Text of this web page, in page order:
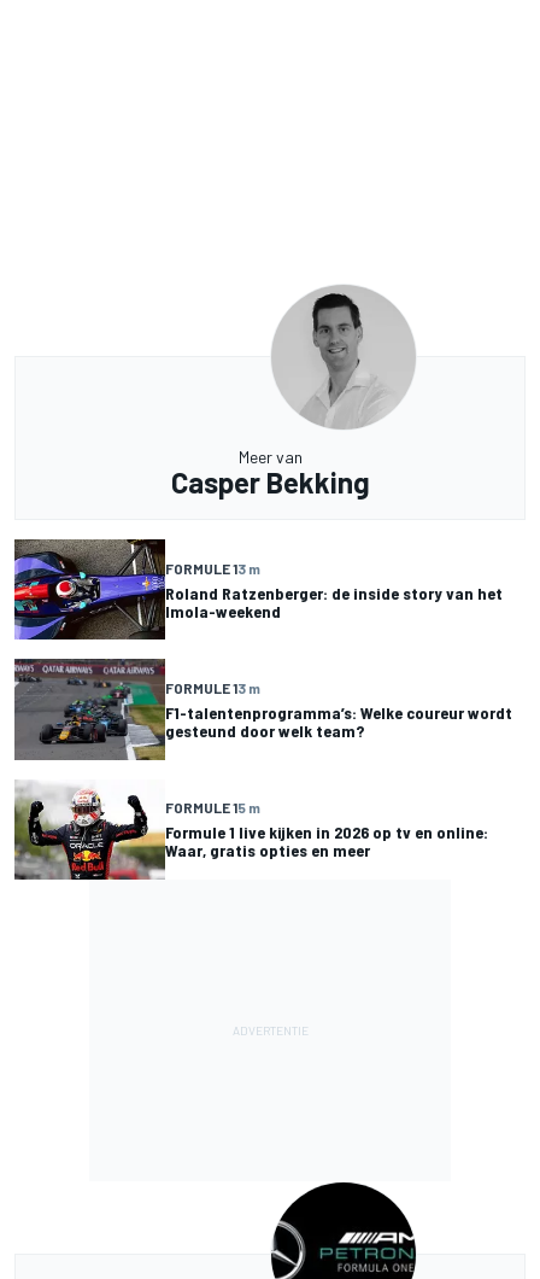
Meer van
Casper Bekking
FORMULE 13 m
Roland Ratzenberger: de inside story van het
Imola-weekend
FORMULE 13 m
F1-talentenprogramma’s: Welke coureur wordt
gesteund door welk team?
FORMULE 15 m
Formule 1 live kijken in 2026 op tv en online:
Waar, gratis opties en meer